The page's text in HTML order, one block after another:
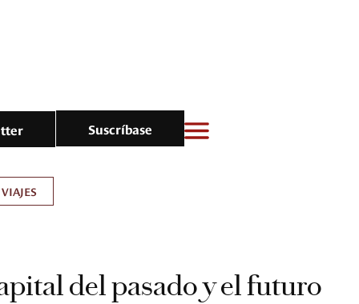
Suscríbase
VIAJES
del pasado y el futuro